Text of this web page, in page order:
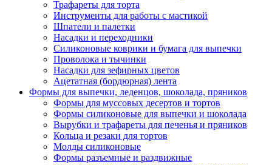
Трафареты для торта
Инструменты для работы с мастикой
Шпатели и палетки
Насадки и переходники
Силиконовые коврики и бумага для выпечки
Проволока и тычинки
Насадки для зефирных цветов
Ацетатная (бордюрная) лента
Формы для выпечки, леденцов, шоколада, пряников
Формы для муссовых десертов и тортов
Формы силиконовые для выпечки и шоколада
Вырубки и трафареты для печенья и пряников
Кольца и резаки для тортов
Молды силиконовые
Формы разъемные и раздвижные